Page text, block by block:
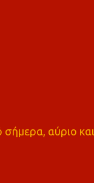
αύριο και